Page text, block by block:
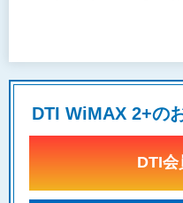
DTI WiMAX 2+の
DTI会